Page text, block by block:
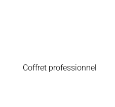
Coffret professionnel